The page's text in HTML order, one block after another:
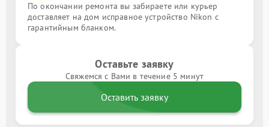
По окончании ремонта вы забираете или курьер
доставляет на дом исправное устройство Nikon с
гарантийным бланком.
Оставьте заявку
Свяжемся с Вами в течение 5 минут
Оставить заявку